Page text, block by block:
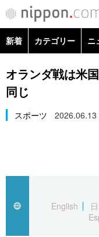
カテゴリー
経済・ビジネス
国際
トップ
アーカイブ
In-depth
Japan Data
新着 カテゴリー ニ
政治・外交
経済・ビジネス
オランダ戦は米
同じ
スポーツ
English